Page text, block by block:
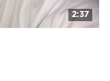
2:37